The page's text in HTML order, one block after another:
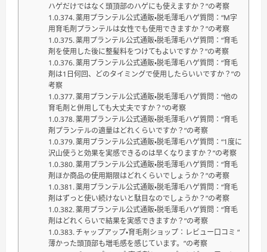
ハゲだけではなく頭頂部のハゲにも使えますか？”の考察
薬用プランテル公式通販・脱毛薄毛ハゲ質問：“M字
用育毛剤プランテルは女性でも使用できますか？”の考察
薬用プランテル公式通販・脱毛薄毛ハゲ質問：“育毛
剤を使用した後に整髪料をつけてもよいですか？”の考察
薬用プランテル公式通販・脱毛薄毛ハゲ質問：“育毛
剤は1日何回、どのタイミングで使用したらいいですか？”の
考察
薬用プランテル公式通販・脱毛薄毛ハゲ質問：“他の
育毛剤と併用しても大丈夫ですか？”の考察
薬用プランテル公式通販・脱毛薄毛ハゲ質問：“育毛
剤プランテルの適量はどれくらいですか？”の考察
薬用プランテル公式通販・脱毛薄毛ハゲ質問：“1度に
沢山使うと効果を実感できるのは早くなりますか？”の考察
薬用プランテル公式通販・脱毛薄毛ハゲ質問：“育毛
剤ほか商品の使用期限はどれくらいでしょうか？”の考察
薬用プランテル公式通販・脱毛薄毛ハゲ質問：“育毛
剤はずっと使い続けないと駄目なのでしょうか？”の考察
薬用プランテル公式通販・脱毛薄毛ハゲ質問：“育毛
剤はどれくらいで結果を実感できますか？”の考察
チャップアップ・育毛剤ショップ：レビュー口コミ “
薄かった頭頂部も増毛感を感じています。”の考察